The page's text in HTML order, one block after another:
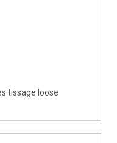
tissage loose